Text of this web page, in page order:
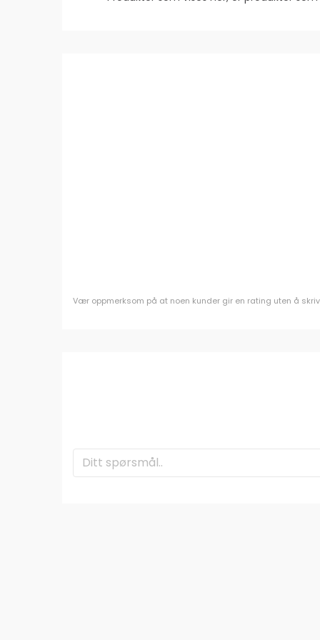
Vær oppmerksom på at noen kunder gir en rating uten å